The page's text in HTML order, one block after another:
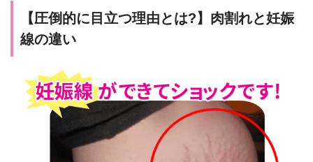
【圧倒的に目立つ理由とは?】肉割れと妊娠
線の違い